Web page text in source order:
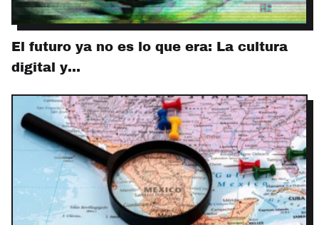
El futuro ya no es lo que era: La cultura
digital y…